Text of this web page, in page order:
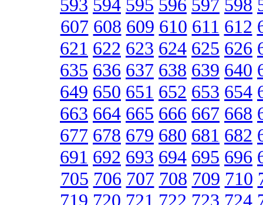
593 594 595 596 597 598
607 608 609 610 611 612
621 622 623 624 625 626
635 636 637 638 639 640
649 650 651 652 653 654
663 664 665 666 667 668
677 678 679 680 681 682
691 692 693 694 695 696
705 706 707 708 709 710
719 720 721 722 723 724